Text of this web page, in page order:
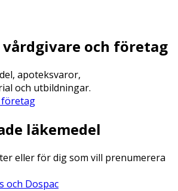
vårdgivare och företag
apoteksvaror,
och utbildningar.
företag
läkemedel
eller för dig som vill prenumerera
och Dospac